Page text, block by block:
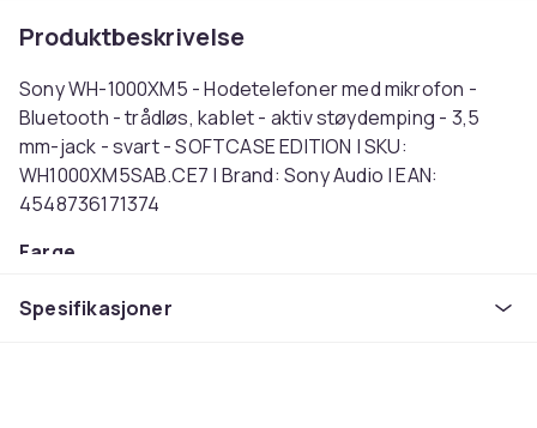
Produktbeskrivelse
Sony WH-1000XM5 - Hodetelefoner med mikrofon -
Bluetooth - trådløs, kablet - aktiv støydemping - 3,5
mm-jack - svart - SOFTCASE EDITION | SKU:
WH1000XM5SAB.CE7 | Brand: Sony Audio | EAN:
4548736171374
Farge
Tilkoblingsteknologi
Spesifikasjoner